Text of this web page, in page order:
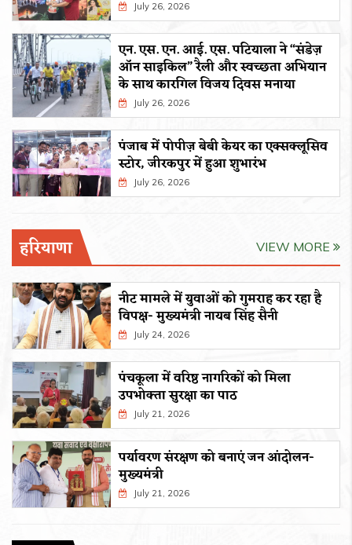
July 26, 2026
एन. एस. एन. आई. एस. पटियाला ने “संडेज़
ऑन साइकिल” रैली और स्वच्छता अभियान
के साथ कारगिल विजय दिवस मनाया
July 26, 2026
पंजाब में पोपीज़ बेबी केयर का एक्सक्लूसिव
स्टोर, जीरकपुर में हुआ शुभारंभ
July 26, 2026
हरियाणा VIEW MORE
नीट मामले में युवाओं को गुमराह कर रहा है
विपक्ष- मुख्यमंत्री नायब सिंह सैनी
July 24, 2026
पंचकूला में वरिष्ठ नागरिकों को मिला
उपभोक्ता सुरक्षा का पाठ
July 21, 2026
पर्यावरण संरक्षण को बनाएं जन आंदोलन-
मुख्यमंत्री
July 21, 2026